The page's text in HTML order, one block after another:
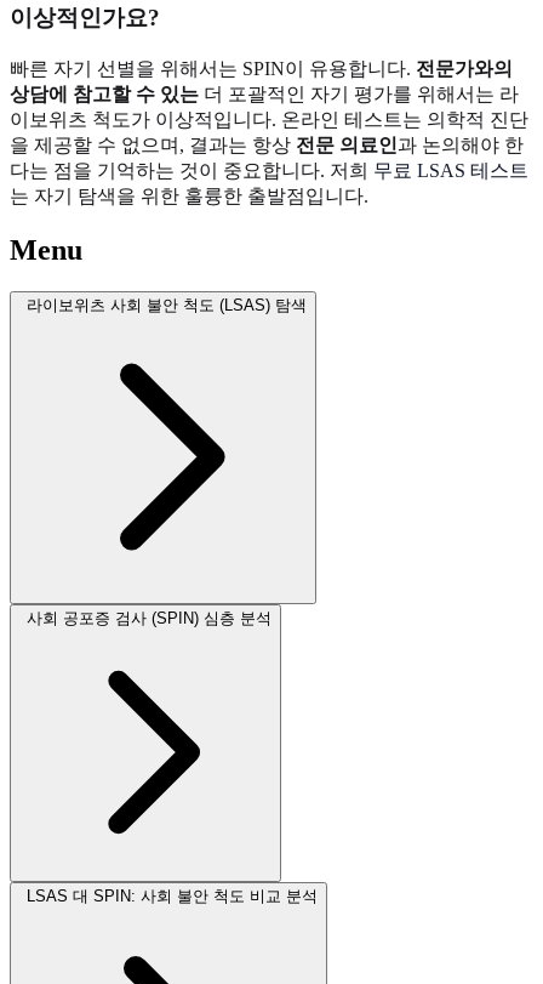
이상적인가요?
빠른 자기 선별을 위해서는 SPIN이 유용합니다. 전문가와의
상담에 참고할 수 있는 더 포괄적인 자기 평가를 위해서는 라
이보위츠 척도가 이상적입니다. 온라인 테스트는 의학적 진단
을 제공할 수 없으며, 결과는 항상 전문 의료인과 논의해야 한
다는 점을 기억하는 것이 중요합니다. 저희 무료 LSAS 테스트
는 자기 탐색을 위한 훌륭한 출발점입니다.
Menu
라이보위츠 사회 불안 척도 (LSAS) 탐색
사회 공포증 검사 (SPIN) 심층 분석
LSAS 대 SPIN: 사회 불안 척도 비교 분석